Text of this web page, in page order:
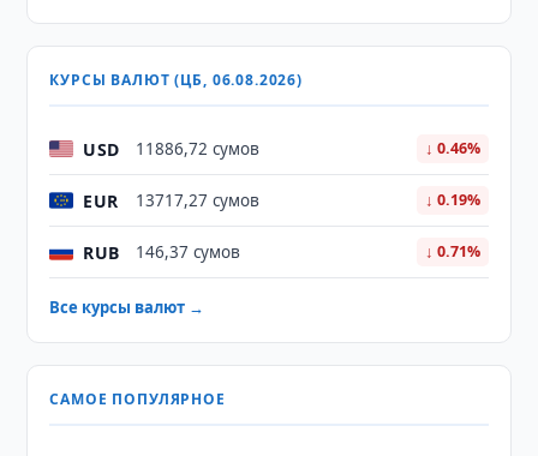
КУРСЫ ВАЛЮТ (ЦБ, 06.08.2026)
USD 11886,72 сумов ↓ 0.46%
EUR 13717,27 сумов ↓ 0.19%
RUB 146,37 сумов ↓ 0.71%
Все курсы валют →
САМОЕ ПОПУЛЯРНОЕ